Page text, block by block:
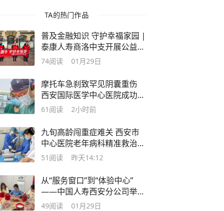
TA的热门作品
普及金融知识 守护幸福家园 |
泰康人寿商洛中支开展公益宣
传活动
74阅读 01月29日
摩托车急刹致罕见阴囊重伤
西安国际医学中心医院成功保
全患者睾丸功能
61 阅读 2小时前
九旬高龄闯重症难关 西安市
中心医院老年病科精准救治超
高龄危重患者
51 阅读 昨天14:12
从“服务窗口”到“体验中心”
——中国人寿西安分公司举办
暖冬活动 探索柜面服务新范
49阅读 01月29日